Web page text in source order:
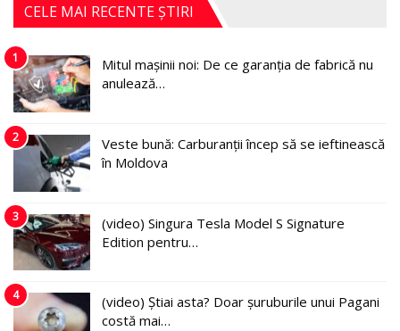
CELE MAI RECENTE ȘTIRI
1
Mitul mașinii noi: De ce garanția de fabrică nu
anulează…
2
Veste bună: Carburanții încep să se ieftinească
în Moldova
3
(video) Singura Tesla Model S Signature
Edition pentru…
4
(video) Știai asta? Doar șuruburile unui Pagani
costă mai…